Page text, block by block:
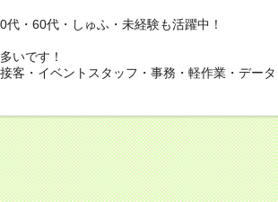
・60代・しゅふ・未経験も活躍中！
いです！
客・イベントスタッフ・事務・軽作業・データ